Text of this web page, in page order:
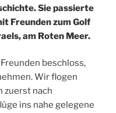
Sie passierte
Freunden zum Golf
am Roten Meer.
beschloss,
Wir flogen
zuerst nach
ins nahe gelegene